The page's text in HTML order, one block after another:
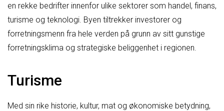
en rekke bedrifter innenfor ulike sektorer som handel, finans,
turisme og teknologi. Byen tiltrekker investorer og
forretningsmenn fra hele verden på grunn av sitt gunstige
forretningsklima og strategiske beliggenhet i regionen.
Turisme
Med sin rike historie, kultur, mat og økonomiske betydning,